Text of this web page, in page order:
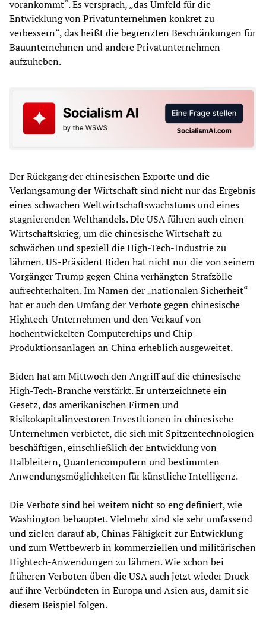
vorankommt“. Es versprach, „das Umfeld für die
Entwicklung von Privatunternehmen konkret zu
verbessern“, das heißt die begrenzten Beschränkungen für
Bauunternehmen und andere Privatunternehmen
aufzuheben.
Der Rückgang der chinesischen Exporte und die
Verlangsamung der Wirtschaft sind nicht nur das Ergebnis
eines schwachen Weltwirtschaftswachstums und eines
stagnierenden Welthandels. Die USA führen auch einen
Wirtschaftskrieg, um die chinesische Wirtschaft zu
schwächen und speziell die High-Tech-Industrie zu
lähmen. US-Präsident Biden hat nicht nur die von seinem
Vorgänger Trump gegen China verhängten Strafzölle
aufrechterhalten. Im Namen der „nationalen Sicherheit“
hat er auch den Umfang der Verbote gegen chinesische
Hightech-Unternehmen und den Verkauf von
hochentwickelten Computerchips und Chip-
Produktionsanlagen an China erheblich ausgeweitet.
Biden hat am Mittwoch den Angriff auf die chinesische
High-Tech-Branche verstärkt. Er unterzeichnete ein
Gesetz, das amerikanischen Firmen und
Risikokapitalinvestoren Investitionen in chinesische
Unternehmen verbietet, die sich mit Spitzentechnologien
beschäftigen, einschließlich der Entwicklung von
Halbleitern, Quantencomputern und bestimmten
Anwendungsmöglichkeiten für künstliche Intelligenz.
Die Verbote sind bei weitem nicht so eng definiert, wie
Washington behauptet. Vielmehr sind sie sehr umfassend
und zielen darauf ab, Chinas Fähigkeit zur Entwicklung
und zum Wettbewerb in kommerziellen und militärischen
Hightech-Anwendungen zu lähmen. Wie schon bei
früheren Verboten üben die USA auch jetzt wieder Druck
auf ihre Verbündeten in Europa und Asien aus, damit sie
diesem Beispiel folgen.